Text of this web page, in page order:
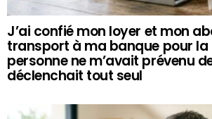
J’ai confié mon loyer et mon
transport à ma banque pour la
personne ne m’avait prévenu
déclenchait tout seul